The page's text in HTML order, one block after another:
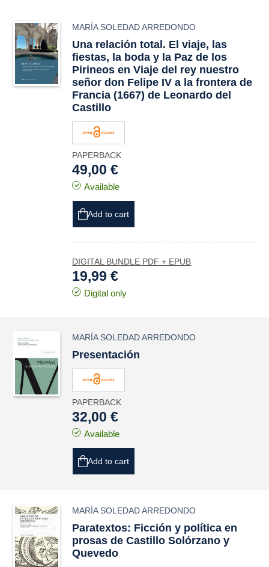
MARÍA SOLEDAD ARREDONDO
Una relación total. El viaje, las
fiestas, la boda y la Paz de los
Pirineos enViaje del rey nuestro
señor don Felipe IV a la frontera de
Francia (1667) de Leonardo del
Castillo
PAPERBACK
49,00 €
Available
Add to cart
DIGITAL BUNDLE PDF + EPUB
19,99 €
Digital only
MARÍA SOLEDAD ARREDONDO
Presentación
PAPERBACK
32,00 €
Available
Add to cart
MARÍA SOLEDAD ARREDONDO
Paratextos: Ficción y política en
prosas de Castillo Solórzano y
Quevedo